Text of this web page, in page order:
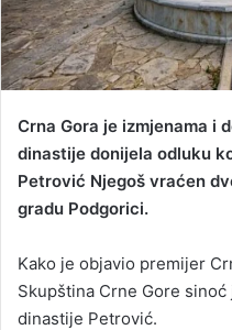
Crna Gora je izmjenama i
dinastije donijela odluku
Petrović Njegoš vraćen
gradu Podgorici.
Kako je objavio premijer
Skupština Crne Gore
dinastije Petrović.